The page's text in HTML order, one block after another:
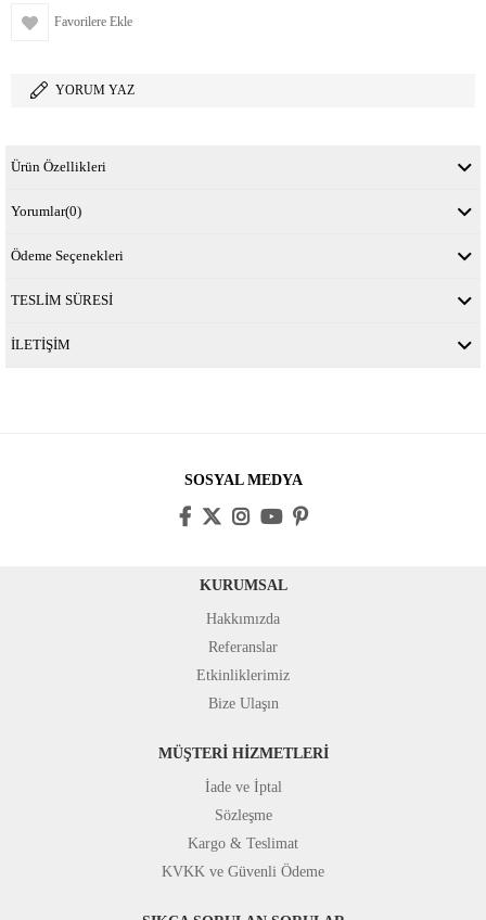
Favorilere Ekle
YORUM YAZ
Ürün Özellikleri
Yorumlar(0)
Ödeme Seçenekleri
TESLİM SÜRESİ
İLETİŞİM
SOSYAL MEDYA
KURUMSAL
Hakkımızda
Referanslar
Etkinliklerimiz
Bize Ulaşın
MÜŞTERİ HİZMETLERİ
İade ve İptal
Sözleşme
Kargo & Teslimat
KVKK ve Güvenli Ödeme